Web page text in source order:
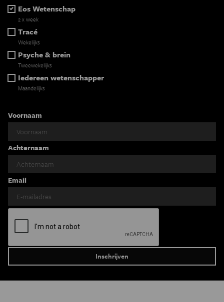
Eos Wetenschap
2 x week
Tracé
Wekelijks
Psyche & brein
Tweewekelijks
Iedereen wetenschapper
Maandelijks
Voornaam
Achternaam
Email